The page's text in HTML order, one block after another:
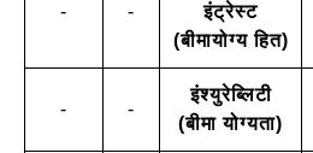
- -
इंट्रेस्ट
(बीमायोग्य हित)
- -
इंश्युरेब्लिटी
(बीमा योग्यता)